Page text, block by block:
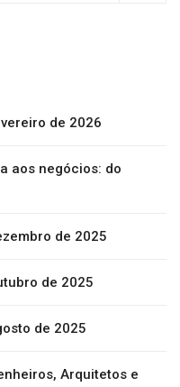
de 2026
aos negócios: do
de 2025
de 2025
de 2025
Arquitetos e